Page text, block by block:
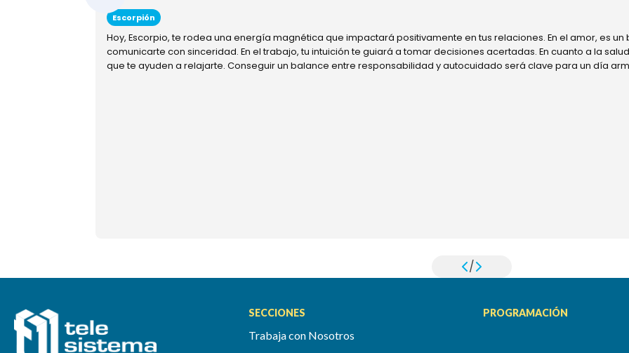
Escorpión
Hoy, Escorpio, te rodea una energía magnética que impactará positivamente en tus relaciones. En el amor, es
comunicarte con sinceridad. En el trabajo, tu intuición te guiará a tomar decisiones acertadas. En cuanto a la
que te ayuden a relajarte. Conseguir un balance entre responsabilidad y autocuidado será clave para un día
/
SECCIONES
Trabaja con Nosotros
PROGRAMACIÓN